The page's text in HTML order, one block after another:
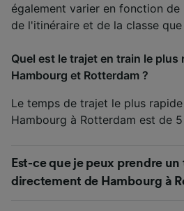
également varier en fonction de
de l'itinéraire et de la classe
Quel est le trajet en train le plus
Hambourg et Rotterdam ?
Le temps de trajet le plus
Hambourg à Rotterdam est de
Est-ce que je peux prendre un
directement de Hambourg à